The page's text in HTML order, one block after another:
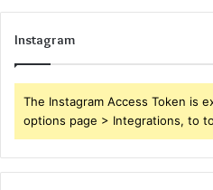
Instagram
The Instagram Access Token is
options page > Integrations, to